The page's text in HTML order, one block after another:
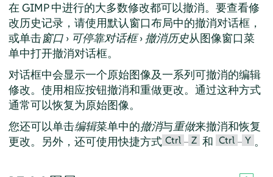
在 GIMP中进行的大多数修改都可以撤消。要查看修
改历史记录，请使用默认窗口布局中的撤消对话框，
或单击窗口› 可停靠对话框› 撤消历史从图像窗口菜
单中打开撤消对话框。
对话框中会显示一个原始图像及一系列可撤消的编辑
修改。使用相应按钮撤消和重做更改。通过这种方式
通常可以恢复为原始图像。
您还可以单击编辑菜单中的撤消与重做来撤消和恢复
更改。另外，还可使用快捷方式 Ctrl – Z 和 Ctrl – Y 。